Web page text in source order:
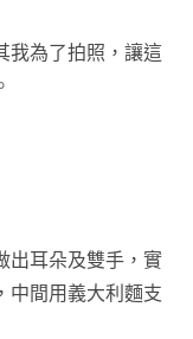
我為了拍照，讓這
出耳朵及雙手，實
中間用義大利麵支